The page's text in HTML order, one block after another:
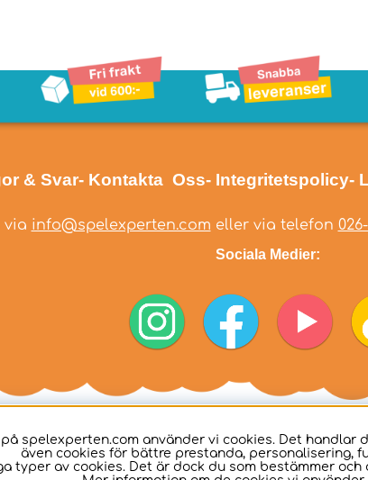
& Svar- Kontakta Oss- Integritetspolicy-
via info@spelexperten.com eller via telefon
Sociala Medier:
spelexperten.com använder vi cookies. Det
även cookies för bättre prestanda, personalisering,
typer av cookies. Det är dock du som bestämmer